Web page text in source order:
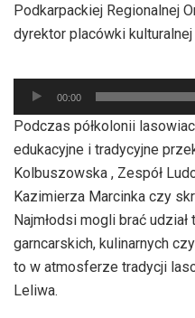
Podkarpackiej Regionalnej
dyrektor placówki kulturalnej
Odtwarzacz
plików
dźwiękowych
00:00
Podczas półkolonii
edukacyjne i tradycyjne
Kolbuszowska , Zespół
Kazimierza Marcinka czy
Najmłodsi mogli brać
garncarskich, kulinarnych
to w atmosferze tradycji
Leliwa.